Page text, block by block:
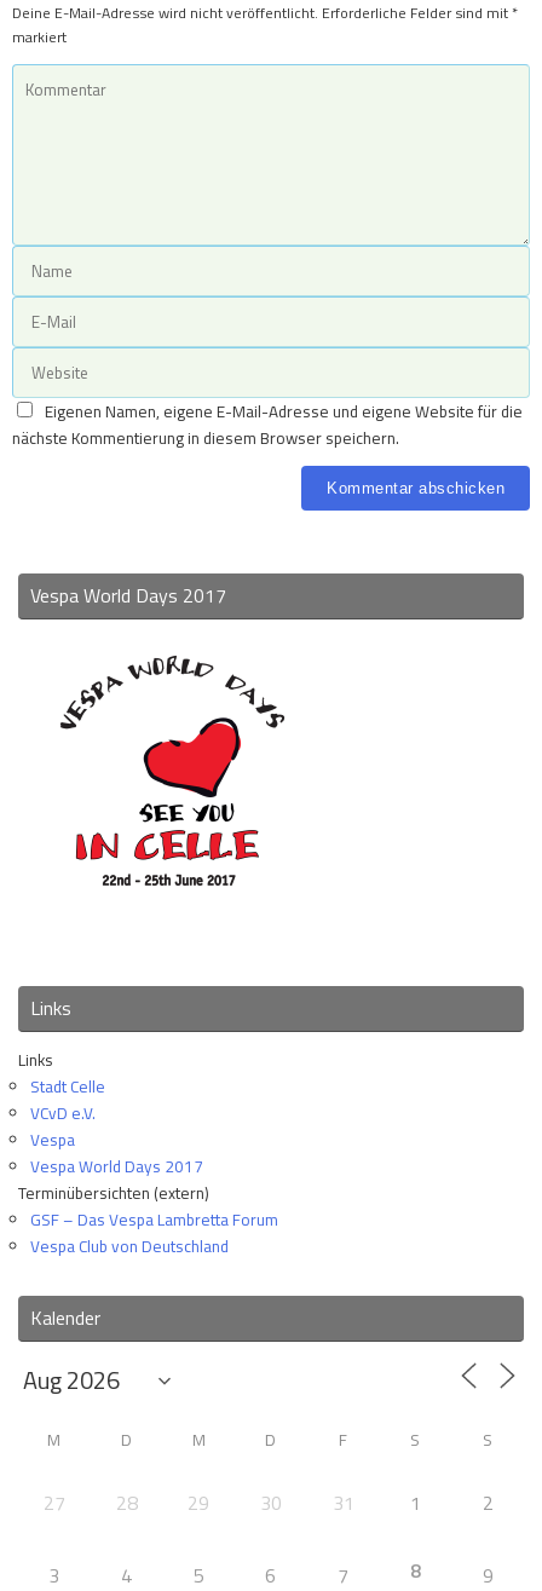
Deine E-Mail-Adresse wird nicht veröffentlicht. Erforderliche Felder sind mit*
markiert
Eigenen Namen, eigene E-Mail-Adresse und eigene Website für die
nächste Kommentierung in diesem Browser speichern.
Vespa World Days 2017
Links
Links
Stadt Celle
VCvD e.V.
Vespa
Vespa World Days 2017
Terminübersichten (extern)
GSF – Das Vespa Lambretta Forum
Vespa Club von Deutschland
Kalender
M D M D F S S
27 28 29 30 31 1 2
3 4 5 6 7 8 9